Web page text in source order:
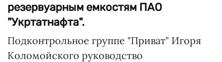
резервуарным емкостям ПАО
"Укртатнафта".
Подконтрольное группе "Приват" Игоря
Коломойского руководство